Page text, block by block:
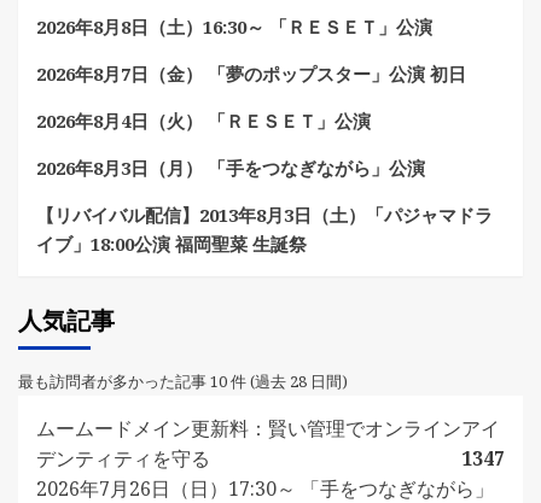
2026年8月8日（土）16:30～ 「ＲＥＳＥＴ」公演
2026年8月7日（金） 「夢のポップスター」公演 初日
2026年8月4日（火） 「ＲＥＳＥＴ」公演
2026年8月3日（月） 「手をつなぎながら」公演
【リバイバル配信】2013年8月3日（土）「パジャマドラ
イブ」18:00公演 福岡聖菜 生誕祭
人気記事
最も訪問者が多かった記事 10 件 (過去 28 日間)
ムームードメイン更新料：賢い管理でオンラインアイ
デンティティを守る
1347
2026年7月26日（日）17:30～ 「手をつなぎながら」